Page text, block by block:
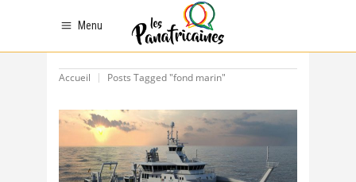
Menu
Accueil Posts Tagged "fond marin"